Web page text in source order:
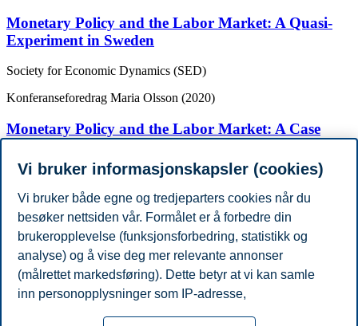
Monetary Policy and the Labor Market: A Quasi-
Experiment in Sweden
Society for Economic Dynamics (SED)
Konferanseforedrag Maria Olsson (2020)
Monetary Policy and the Labor Market: A Case
Junior Macro Breakfast Club
Vis flere publikasjoner
Akademisk grad
År
Akademisk institusjon Grad
2020 Uppsala University
PhD
Arbeidserfaring
År
Arbeidsgiver
Vi bruker informasjonskapsler (cookies)
Vi bruker både egne og tredjeparters cookies når du
besøker nettsiden vår. Formålet er å forbedre din
brukeropplevelse (funksjonsforbedring, statistikk og
analyse) og å vise deg mer relevante annonser
(målrettet markedsføring). Dette betyr at vi kan samle
inn personopplysninger som IP-adresse,